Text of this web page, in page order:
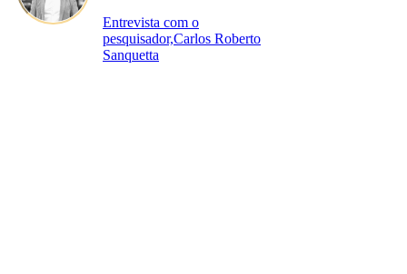
Entrevista com o
pesquisador,Carlos Roberto
Sanquetta